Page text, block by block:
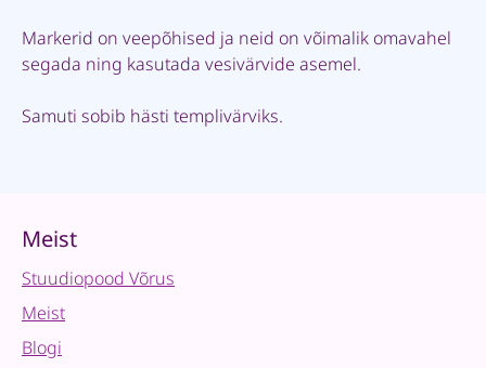
Markerid on veepõhised ja neid on võimalik omavahel
segada ning kasutada vesivärvide asemel.
Samuti sobib hästi templivärviks.
Meist
Stuudiopood Võrus
Meist
Blogi